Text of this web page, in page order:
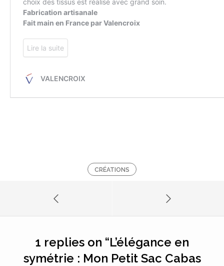
CRÉATIONS
1 replies on “L’élégance en
symétrie : Mon Petit Sac Cabas